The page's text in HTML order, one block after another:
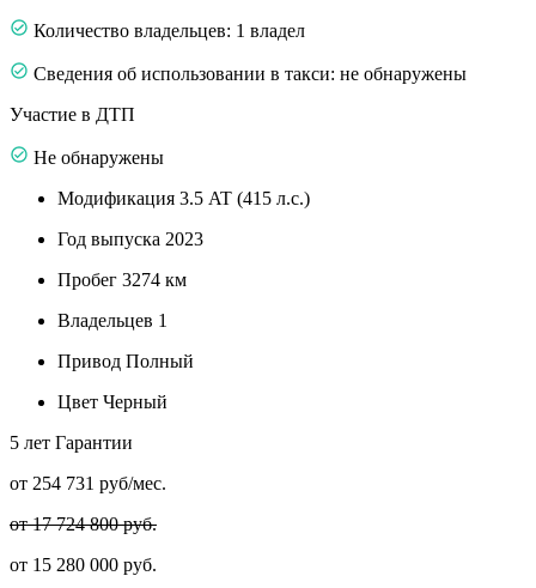
Количество владельцев: 1 владел
Сведения об использовании в такси: не обнаружены
Участие в ДТП
Не обнаружены
Модификация 3.5 AT (415 л.с.)
Год выпуска 2023
Пробег 3274 км
Владельцев 1
Привод Полный
Цвет Черный
5 лет Гарантии
от 254 731 руб/мес.
от 17 724 800 руб.
от 15 280 000 руб.